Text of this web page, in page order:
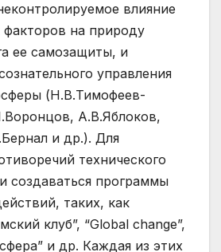
влияние
факторов на природу
ее самозащиты, и
управления
(Н.В.Тимофеев-
А.В.Яблоков,
и др.). Для
технического
создаваться программы
таких, как
клуб”, “Global change”,
и др. Каждая из этих